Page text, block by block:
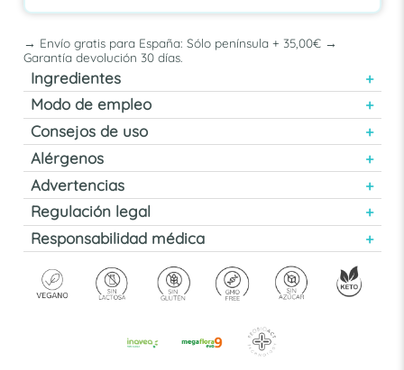
→ Envío gratis para España: Sólo península + 35,00€ →
Garantía devolución 30 días.
Ingredientes
Modo de empleo
Consejos de uso
Alérgenos
Advertencias
Regulación legal
Responsabilidad médica